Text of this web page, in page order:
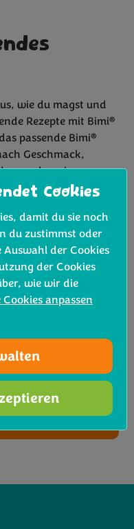
wie du magst und
Rezepte mit Bimi®
passende Bimi®
Geschmack,
gerade so im
Cookies
damit du sie noch
du zustimmst oder
der Cookies
der Cookies
wie wir die
anpassen